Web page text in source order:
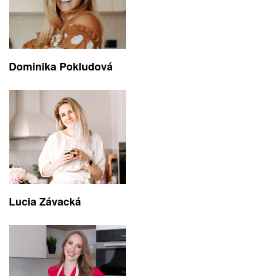
Dominika Pokludová
Lucia Závacká